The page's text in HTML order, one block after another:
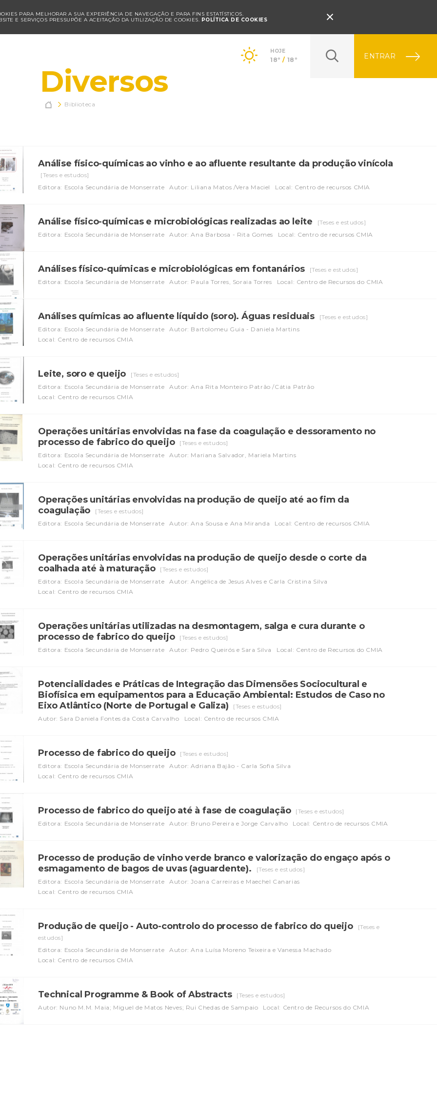
PARA MELHORAR A SUA EXPERIÊNCIA DE NAVEGAÇÃO E PARA FINS ESTATÍSTICOS.
E SERVIÇOS PRESSUPÕE A ACEITAÇÃO DA UTILIZAÇÃO DE COOKIES. POLÍTICA DE COOKIES 
HOJE
18º/ 18º
Pressione Enter
ENTRAR
Diversos
 Biblioteca
Análise físico-químicas ao vinho e ao afluente resultante da produção vinícola
[Teses e estudos]
Editora: Escola Secundária de Monserrate
Autor: Liliana Matos /Vera Maciel Local: Centro de recursos CMIA
Análise físico-químicas e microbiológicas realizadas ao leite
[Teses e estudos]
Editora: Escola Secundária de Monserrate
Autor: Ana Barbosa - Rita Gomes Local: Centro de recursos CMIA
Análises físico-químicas e microbiológicas em fontanários
[Teses e estudos]
Editora: Escola Secundária de Monserrate
Autor: Paula Torres, Soraia Torres Local: Centro de Recursos do CMIA
Análises químicas ao afluente líquido (soro). Águas residuais
[Teses e estudos]
Editora: Escola Secundária de Monserrate
Autor: Bartolomeu Guia - Daniela Martins
Local: Centro de recursos CMIA
Leite, soro e queijo
[Teses e estudos]
Editora: Escola Secundária de Monserrate
Autor: Ana Rita Monteiro Patrão /Cátia Patrão
Local: Centro de recursos CMIA
Operações unitárias envolvidas na fase da coagulação e dessoramento no
processo de fabrico do queijo
[Teses e estudos]
Editora: Escola Secundária de Monserrate
Autor: Mariana Salvador, Mariela Martins
Local: Centro de recursos CMIA
Operações unitárias envolvidas na produção de queijo até ao fim da
coagulação
[Teses e estudos]
Editora: Escola Secundária de Monserrate
Autor: Ana Sousa e Ana Miranda Local: Centro de recursos CMIA
Operações unitárias envolvidas na produção de queijo desde o corte da
coalhada até à maturação
[Teses e estudos]
Editora: Escola Secundária de Monserrate
Autor: Angélica de Jesus Alves e Carla Cristina Silva
Local: Centro de recursos CMIA
Operações unitárias utilizadas na desmontagem, salga e cura durante o
processo de fabrico do queijo
[Teses e estudos]
Editora: Escola Secundária de Monserrate
Autor: Pedro Queirós e Sara Silva Local: Centro de Recursos do CMIA
Potencialidades e Práticas de Integração das Dimensões Sociocultural e
Biofísica em equipamentos para a Educação Ambiental: Estudos de Caso no
Eixo Atlântico (Norte de Portugal e Galiza)
[Teses e estudos]
Autor: Sara Daniela Fontes da Costa Carvalho
Local: Centro de recursos CMIA
Processo de fabrico do queijo
[Teses e estudos]
Editora: Escola Secundária de Monserrate
Autor: Adriana Bajão - Carla Sofia Silva
Local: Centro de recursos CMIA
Processo de fabrico do queijo até à fase de coagulação
[Teses e estudos]
Editora: Escola Secundária de Monserrate
Autor: Bruno Pereira e Jorge Carvalho Local: Centro de recursos CMIA
Processo de produção de vinho verde branco e valorização do engaço após o
esmagamento de bagos de uvas (aguardente).
[Teses e estudos]
Editora: Escola Secundária de Monserrate
Autor: Joana Carreiras e Maechel Canarias
Local: Centro de recursos CMIA
Produção de queijo - Auto-controlo do processo de fabrico do queijo
[Teses e
estudos]
Editora: Escola Secundária de Monserrate
Autor: Ana Luísa Moreno Teixeira e Vanessa Machado
Local: Centro de recursos CMIA
Technical Programme & Book of Abstracts
[Teses e estudos]
Autor: Nuno M.M. Maia; Miguel de Matos Neves; Rui Chedas de Sampaio
Local: Centro de Recursos do CMIA